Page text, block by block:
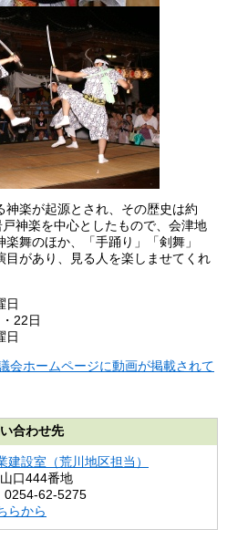
楽が起源とされ、その歴史は約
神楽を中心としたもので、会津地
舞のほか、「手踊り」「剣舞」
目があり、見る人を楽しませてくれ
日
22日
日
会ホームページに動画が掲載されて
合わせ先
設室（荒川地区担当）
口444番地
0254-62-5275
らから